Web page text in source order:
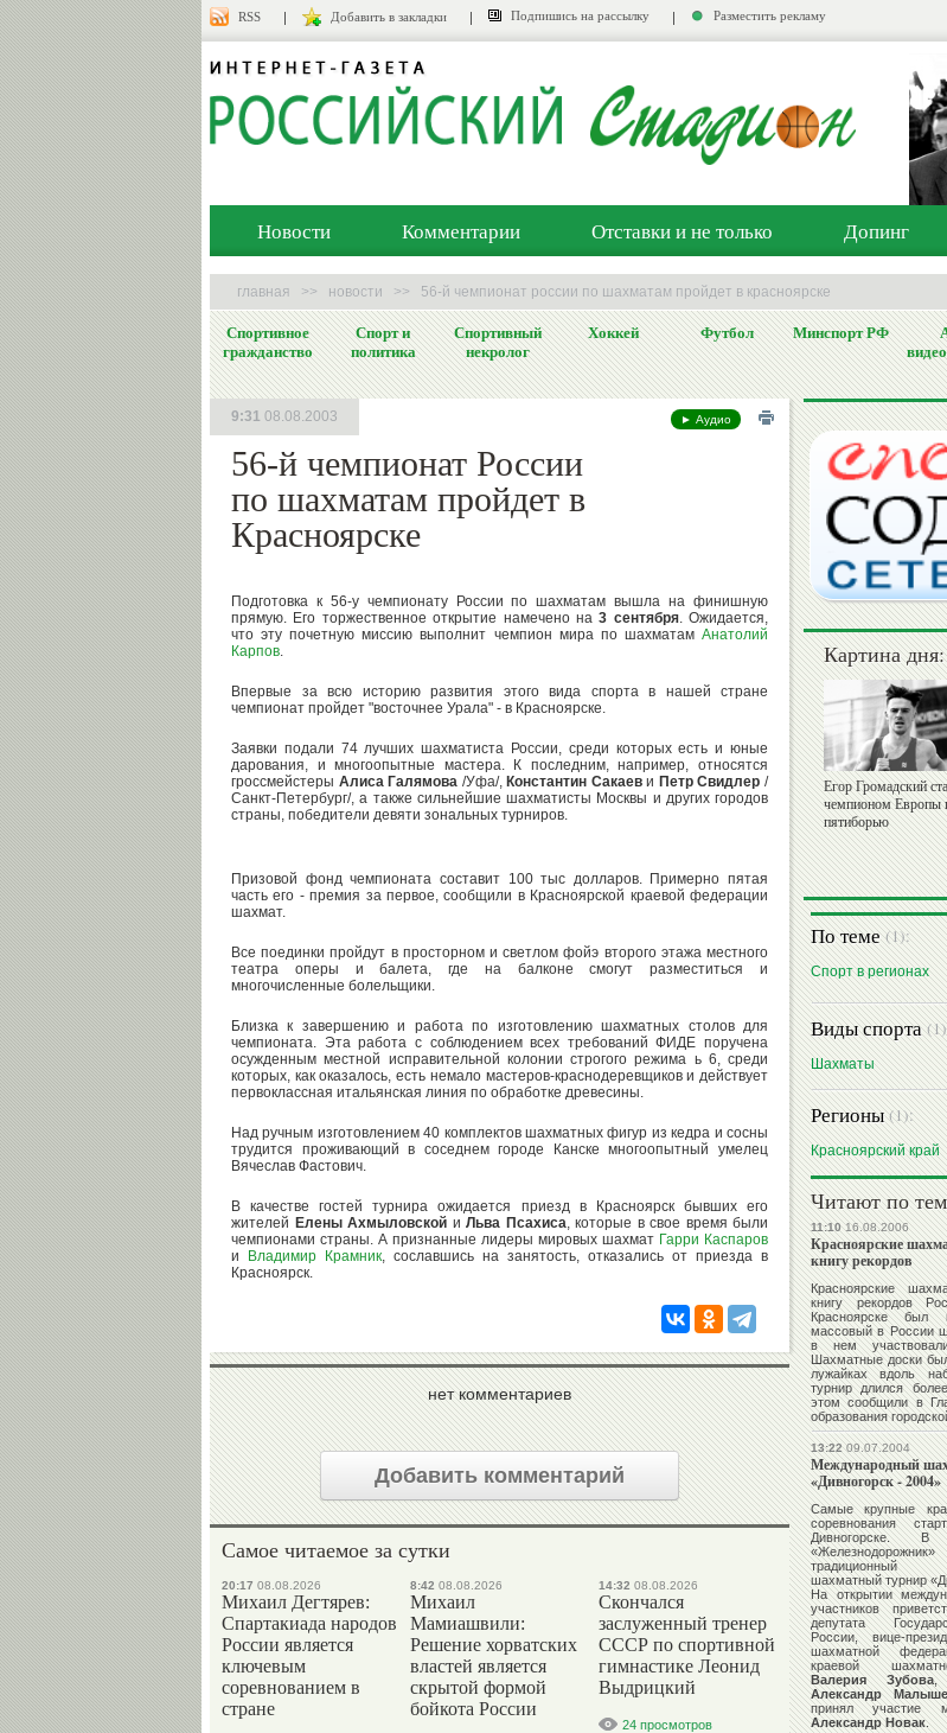
RSS Добавить в закладки Подпишись на рассылку Разместить рекламу
Новости Комментарии Отставки и не только Допинг
главная >> новости >> 56-й чемпионат россии по шахматам пройдет в красноярске
Спортивное
гражданство
Спорт и
политика
Спортивный
некролог
Хоккей Футбол Минспорт РФ
► Аудио
56-й чемпионат России
по шахматам пройдет в
Красноярске
9:31 08.08.2003
Подготовка к 56-у чемпионату России по шахматам вышла на финишную
прямую. Его торжественное открытие намечено на3 сентября. Ожидается,
что эту почетную миссию выполнит чемпион мира по шахматам Анатолий
Карпов.
Впервые за всю историю развития этого вида спорта в нашей стране
чемпионат пройдет "восточнее Урала" - в Красноярске.
Заявки подали 74 лучших шахматиста России, среди которых есть и юные
дарования, и многоопытные мастера. К последним, например, относятся
гроссмейстеры Алиса Галямова /Уфа/, Константин Сакаеви Петр Свидлер /
Санкт-Петербург/, а также сильнейшие шахматисты Москвы и других городов
страны, победители девяти зональных турниров.
Призовой фонд чемпионата составит 100 тыс долларов. Примерно пятая
часть его - премия за первое, сообщили в Красноярской краевой федерации
шахмат.
Все поединки пройдут в просторном и светлом фойэ второго этажа местного
театра оперы и балета, где на балконе смогут разместиться и
многочисленные болельщики.
Близка к завершению и работа по изготовлению шахматных столов для
чемпионата. Эта работа с соблюдением всех требований ФИДЕ поручена
осужденным местной исправительной колонии строгого режима ь 6, среди
которых, как оказалось, есть немало мастеров-краснодеревщиков и действует
первоклассная итальянская линия по обработке древесины.
Над ручным изготовлением 40 комплектов шахматных фигур из кедра и сосны
трудится проживающий в соседнем городе Канске многоопытный умелец
Вячеслав Фастович.
В качестве гостей турнира ожидается приезд в Красноярск бывших его
жителей Елены Ахмыловской и Льва Псахиса, которые в свое время были
чемпионами страны. А признанные лидеры мировых шахмат Гарри Каспаров
и
Владимир Крамник, сославшись на занятость, отказались от приезда в
Красноярск.
нет комментариев
Добавить комментарий
Самое читаемое за сутки
20:17 08.08.2026
Михаил Дегтярев:
Спартакиада народов
России является
ключевым
соревнованием в
стране
8:42 08.08.2026
Михаил
Мамиашвили:
Решение хорватских
властей является
скрытой формой
бойкота России
14:32 08.08.2026
Скончался
заслуженный тренер
СССР по спортивной
гимнастике Леонид
Выдрицкий
24 просмотров
Картина дня:
Егор Громадский
чемпионом Европы
пятиборью
По теме(1):
Спорт в регионах
Виды спорта
Шахматы
Регионы(1):
Красноярский край
Читают по
11:1016.08.2006
Красноярские
книгу рекордов
Красноярские
книгу рекордов
Красноярске был
массовый в России
в нем
Шахматные доски
лужайках вдоль
турнир длился
этом сообщили в
образования
13:2209.07.2004
Международный
«Дивногорск - 2004»
Самые крупные
соревнования
Дивногорске.
традиционный
шахматный турнир
На открытии
участников
депутата
России, вице-
шахматной
краевой
Валерия Зубова,
Александр
принял участие
Александр Новак.